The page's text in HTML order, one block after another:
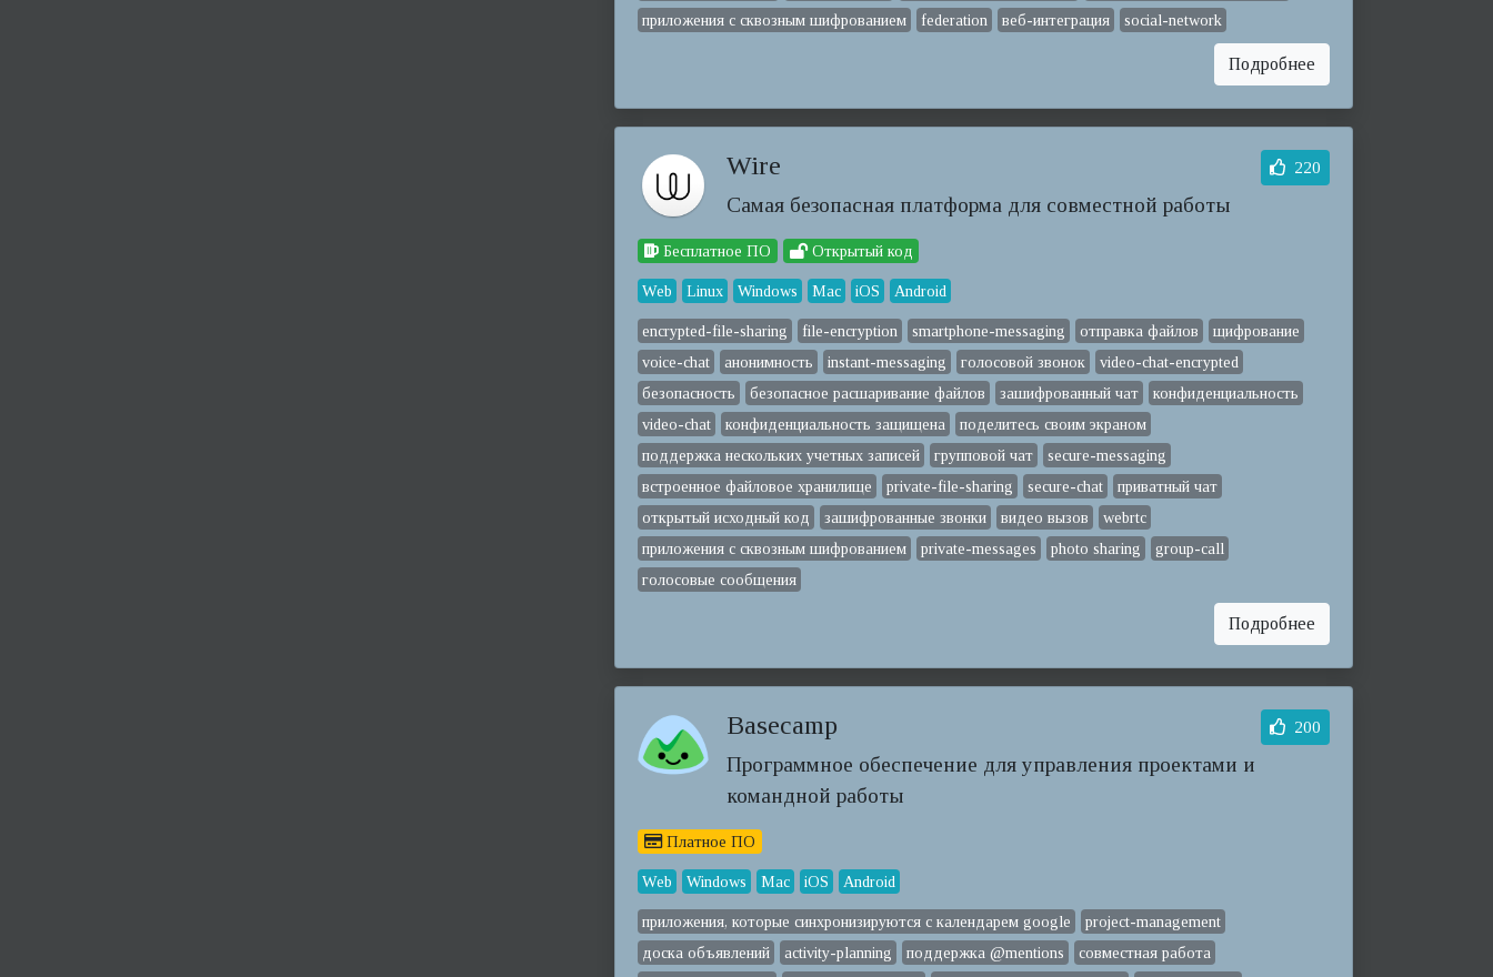
приложения с сквозным шифрованием
federation веб-интеграция social-network
Подробнее
Wire
Самая безопасная платформа для совместной работы
220
Бесплатное ПО Открытый код
Web Linux Windows Mac iOS Android
encrypted-file-sharing file-encryption smartphone-messaging отправка файлов
щифрование
voice-chat
анонимность instant-messaging голосовой звонок
video-chat-encrypted
безопасность
безопасное расшаривание файлов зашифрованный чат
конфиденциальность
video-chat
конфиденциальность защищена
поделитесь своим экраном
поддержка нескольких учетных записей
групповой чат
secure-messaging
встроенное файловое хранилище
private-file-sharing secure-chat
приватный чат
открытый исходный код
зашифрованные звонки видео вызов
webrtc
приложения с сквозным шифрованием
private-messages photo sharing
group-call
голосовые сообщения
Подробнее
Basecamp
Программное обеспечение для управления проектами и
командной работы
200
Платное ПО
Web Windows Mac iOS Android
приложения, которые синхронизируются с календарем google
project-management
доска объявлений
activity-planning поддержка @mentions
совместная работа